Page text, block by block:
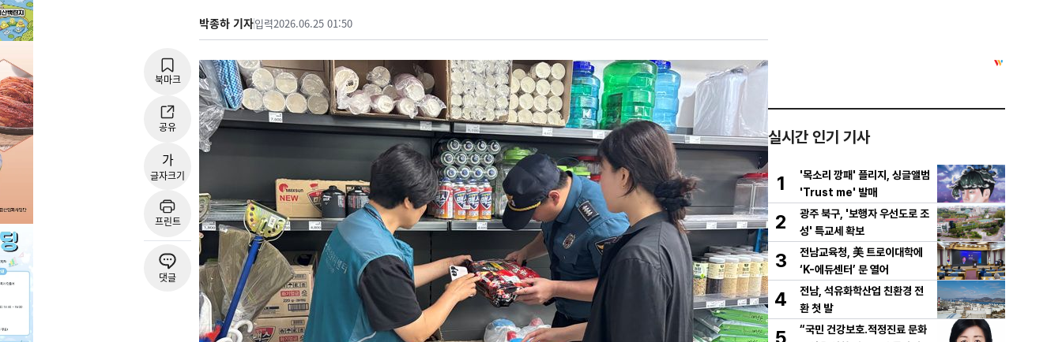
박종하 기자입력2026.06.25 01:50
북마크
공유
가
글자크기
프린트
댓글
실시간 인기 기사
1
'목소리 깡패' 플리지, 싱글앨범
'Trust me' 발매
2
광주 북구, '보행자 우선도로 조
성' 특교세 확보
3
전남교육청, 美 트로이대학에
‘K-에듀센터’ 문 열어
4
전남, 석유화학산업 친환경 전
환 첫 발
“국민 건강보호․적정진료 문화